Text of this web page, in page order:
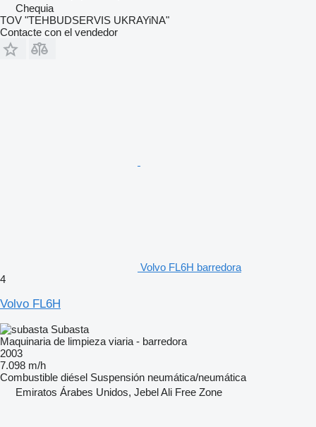
Chequia
TOV "TEHBUDSERVIS UKRAYiNA"
Contacte con el vendedor
Volvo FL6H barredora
4
Volvo FL6H
Subasta
Maquinaria de limpieza viaria - barredora
2003
7.098 m/h
Combustible diésel Suspensión neumática/neumática
Emiratos Árabes Unidos, Jebel Ali Free Zone